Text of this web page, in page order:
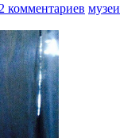
комментариев музеи